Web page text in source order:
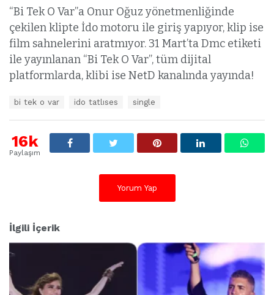
“Bi Tek O Var”a Onur Oğuz yönetmenliğinde
çekilen klipte İdo motoru ile giriş yapıyor, klip ise
film sahnelerini aratmıyor. 31 Mart’ta Dmc etiketi
ile yayınlanan “Bi Tek O Var”, tüm dijital
platformlarda, klibi ise NetD kanalında yayında!
t
bi tek o var ido tatlıses single
16k
Paylaşım
Yorum Yap
İlgili İçerik